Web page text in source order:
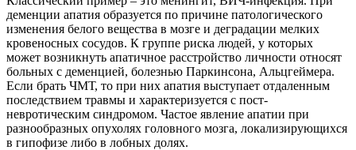
деменции апатия образуется по причине патологического
изменения белого вещества в мозге и деградации мелких
кровеносных сосудов. К группе риска людей, у которых
может возникнуть апатичное расстройство личности относят
больных с деменцией, болезнью Паркинсона, Альцгеймера.
Если брать ЧМТ, то при них апатия выступает отдаленным
последствием травмы и характеризуется с пост-
невротическим синдромом. Частое явление апатии при
разнообразных опухолях головного мозга, локализирующихся
в гипофизе либо в лобных долях.